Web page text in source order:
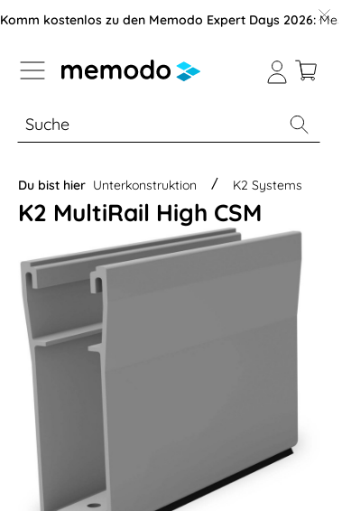
der B2B-Plattform springen
Komm kostenlos zu den Memodo Expert Days 2026:
% Sale Module Wechselrichter
Du bist hier Unterkonstruktion K2 Systems
K2 MultiRail High CSM